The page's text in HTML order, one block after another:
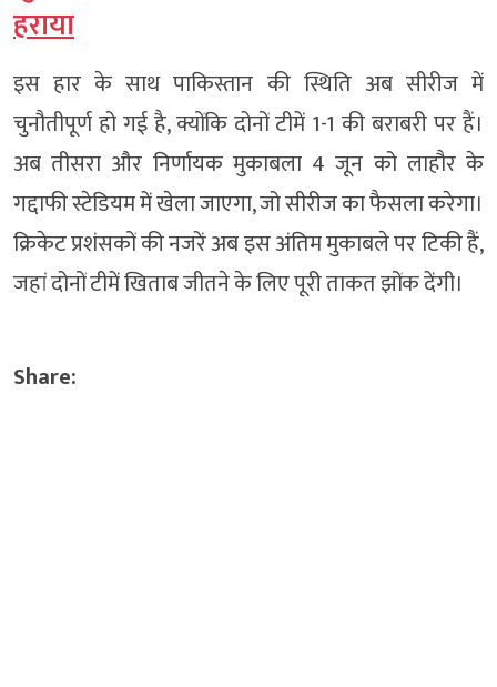
हराया
इस हार के साथ पाकिस्तान की स्थिति अब सीरीज में
चुनौतीपूर्ण हो गई है, क्योंकि दोनों टीमें 1-1 की बराबरी पर हैं।
अब तीसरा और निर्णायक मुकाबला 4 जून को लाहौर के
गद्दाफी स्टेडियम में खेला जाएगा, जो सीरीज का फैसला करेगा।
क्रिकेट प्रशंसकों की नजरें अब इस अंतिम मुकाबले पर टिकी हैं,
जहां दोनों टीमें खिताब जीतने के लिए पूरी ताकत झोंक देंगी।
Share: